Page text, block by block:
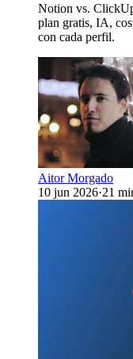
Notion vs.
plan gratis, IA,
con cada perfil.
Aitor Morgado
10 jun 2026·21